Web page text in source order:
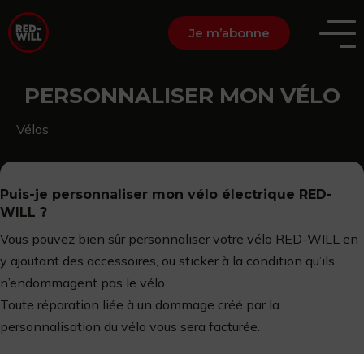
Je m’abonne
PERSONNALISER MON VÉLO
Vélos
Puis-je personnaliser mon vélo électrique RED-
WILL ?
Vous pouvez bien sûr personnaliser votre vélo RED-WILL en
y ajoutant des accessoires, ou sticker à la condition qu’ils
n’endommagent pas le vélo.
Toute réparation liée à un dommage créé par la
personnalisation du vélo vous sera facturée.